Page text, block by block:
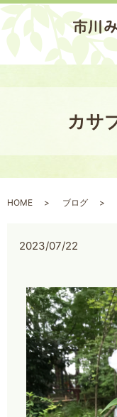
カサ
HOME ブログ
2023/07/22